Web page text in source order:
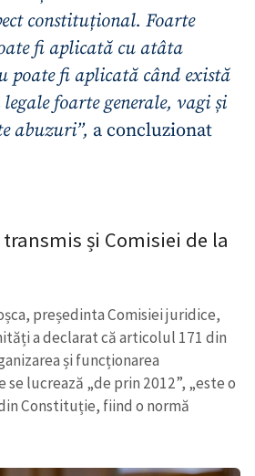
constituțional. Foarte
fi aplicată cu atâta
poate fi aplicată când există
legale foarte generale, vagi și
abuzuri”, a concluzionat
transmis și Comisiei de la
președinta Comisiei juridice,
a declarat că articolul 171 din
și funcționarea
lucrează „de prin 2012”, „este o
Constituție, fiind o normă